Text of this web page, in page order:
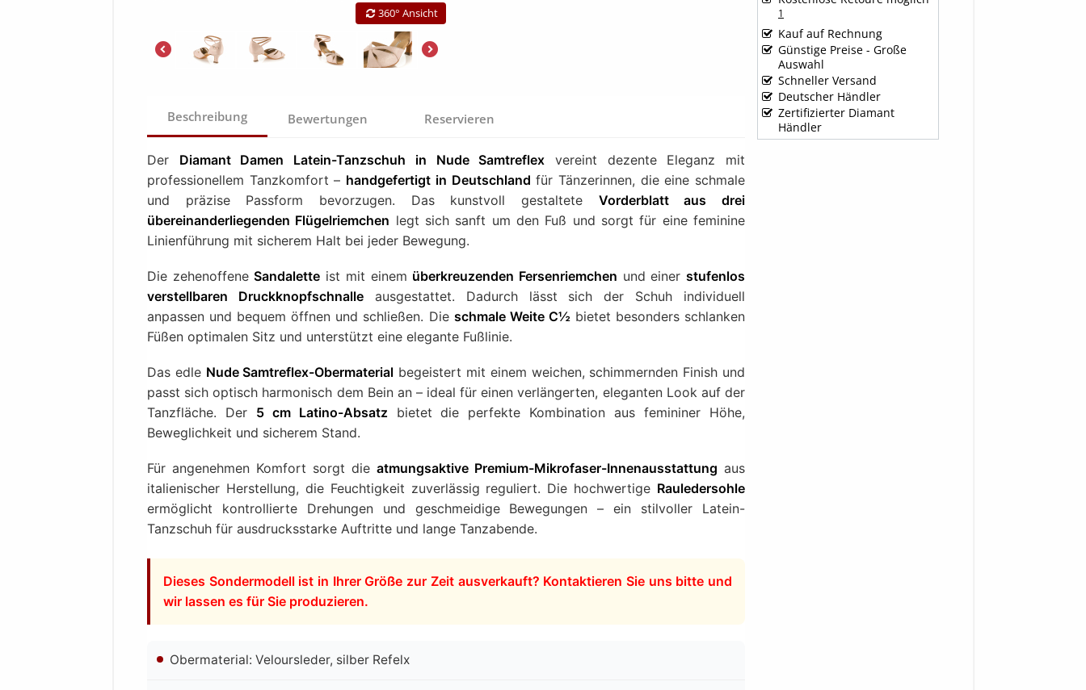
360° Ansicht
Beschreibung Bewertungen Reservieren
Der Diamant Damen Latein-Tanzschuh in Nude Samtreflex vereint dezente Eleganz mit
professionellem Tanzkomfort – handgefertigt in Deutschland für Tänzerinnen, die eine schmale
und präzise Passform bevorzugen. Das kunstvoll gestaltete Vorderblatt aus drei
übereinanderliegenden Flügelriemchen legt sich sanft um den Fuß und sorgt für eine feminine
Linienführung mit sicherem Halt bei jeder Bewegung.
Die zehenoffeneSandalette ist mit einem überkreuzenden Fersenriemchen und einerstufenlos
verstellbaren Druckknopfschnalleausgestattet. Dadurch lässt sich der Schuh individuell
anpassen und bequem öffnen und schließen. Die schmale Weite C½ bietet besonders schlanken
Füßen optimalen Sitz und unterstützt eine elegante Fußlinie.
Das edle Nude Samtreflex-Obermaterial begeistert mit einem weichen, schimmernden Finish und
passt sich optisch harmonisch dem Bein an – ideal für einen verlängerten, eleganten Look auf der
Tanzfläche. Der 5 cm Latino-Absatz bietet die perfekte Kombination aus femininer Höhe,
Beweglichkeit und sicherem Stand.
Für angenehmen Komfort sorgt die atmungsaktive Premium-Mikrofaser-Innenausstattung aus
italienischer Herstellung, die Feuchtigkeit zuverlässig reguliert. Die hochwertige Rauledersohle
ermöglicht kontrollierte Drehungen und geschmeidige Bewegungen – ein stilvoller Latein-
Tanzschuh für ausdrucksstarke Auftritte und lange Tanzabende.
Dieses Sondermodell ist in Ihrer Größe zur Zeit ausverkauft? Kontaktieren Sie uns bitte und
wir lassen es für Sie produzieren.
Obermaterial: Veloursleder, silber Refelx
1
Kauf auf Rechnung
Günstige Preise - Große
Auswahl
Schneller Versand
Deutscher Händler
Zertifizierter Diamant
Händler